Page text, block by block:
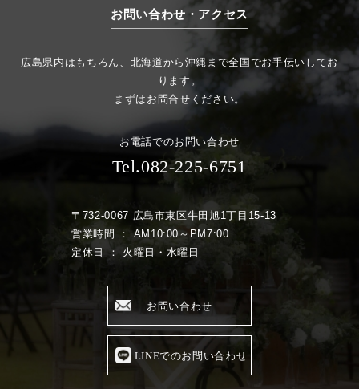
お問い合わせ・アクセス
広島県内はもちろん、北海道から沖縄まで全国でお手伝いしてお
ります。
まずはお問合せください。
お電話でのお問い合わせ
Tel.082-225-6751
〒732-0067 広島市東区牛田旭1丁目15-13
営業時間 ： AM10:00～PM7:00
定休日 ： 火曜日・水曜日
お問い合わせ
LINEでのお問い合わせ